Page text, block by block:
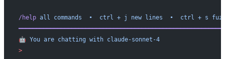
/help all commands
  •
  ctrl
+ j new lines
  •
  ctrl
+ s
🤖 You are chatting with claude-sonnet-4
>